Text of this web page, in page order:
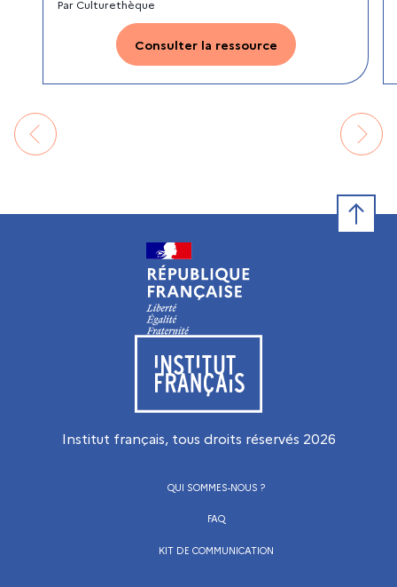
Par Culturethèque
Consulter la ressource
Visiter le site de l’Institut français
Institut français, tous droits réservés 2026
QUI SOMMES-NOUS ?
FAQ
KIT DE COMMUNICATION